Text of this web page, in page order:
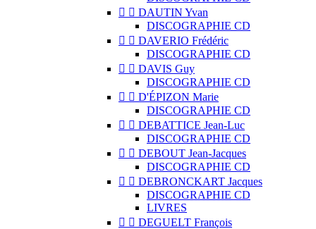
  DAUTIN Yvan
DISCOGRAPHIE CD
  DAVERIO Frédéric
DISCOGRAPHIE CD
  DAVIS Guy
DISCOGRAPHIE CD
  D'ÉPIZON Marie
DISCOGRAPHIE CD
  DEBATTICE Jean-Luc
DISCOGRAPHIE CD
  DEBOUT Jean-Jacques
DISCOGRAPHIE CD
  DEBRONCKART Jacques
DISCOGRAPHIE CD
LIVRES
  DEGUELT François